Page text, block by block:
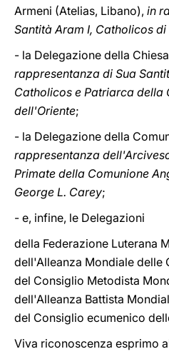
Armeni (Atelias, Libano), in
Santità Aram I, Catholicos
- la Delegazione della
rappresentanza di Sua
Catholicos e Patriarca della
dell'Oriente;
- la Delegazione della
rappresentanza
Primate della Comunione
George L. Carey;
- e, infine, le Delegazioni
della Federazione Luterana
dell'Alleanza Mondiale delle
del Consiglio Metodista
dell'Alleanza Battista
del Consiglio ecumenico
Viva riconoscenza esprimo